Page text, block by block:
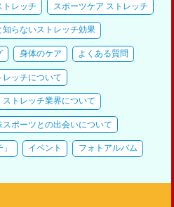
トレッチ スポーツケア ストレッチ
知らないストレッチ効果
身体のケア よくある質問
レッチについて
ストレッチ業界について
スポーツとの出会いについて
イベント フォトアルバム